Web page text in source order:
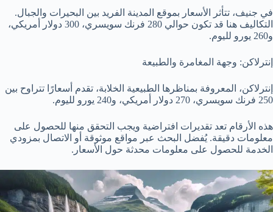
في جنيف، تتأثر الأسعار بموقع المدينة الفريد بين البحيرات والجبال.
التكاليف هنا قد تكون حوالي 280 فرنك سويسري، 300 دولار أمريكي،
و260 يورو لليوم.
إنترلاكن: وجهة المغامرة والطبيعة
إنترلاكن، المعروفة بمناظرها الطبيعية الخلابة، تقدم أسعارًا تتراوح بين
250 فرنك سويسري، 270 دولار أمريكي، و240 يورو لليوم.
هذه الأرقام تعد تقديرات افتراضية ويجب التحقق منها للحصول على
معلومات دقيقة. يُفضل البحث عبر مواقع موثوقة أو الاتصال بمزودي
الخدمة للحصول على معلومات محدثة حول الأسعار.